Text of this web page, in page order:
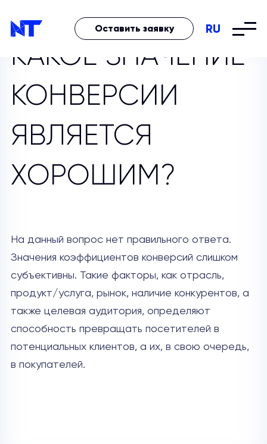
RU
Оставить заявку
КАКОЕ ЗНАЧЕНИЕ
КОНВЕРСИИ
ЯВЛЯЕТСЯ
ХОРОШИМ?
На данный вопрос нет правильного ответа.
Значения коэффициентов конверсий слишком
субъективны. Такие факторы, как отрасль,
продукт/услуга, рынок, наличие конкурентов, а
также целевая аудитория, определяют
способность превращать посетителей в
потенциальных клиентов, а их, в свою очередь,
в покупателей.